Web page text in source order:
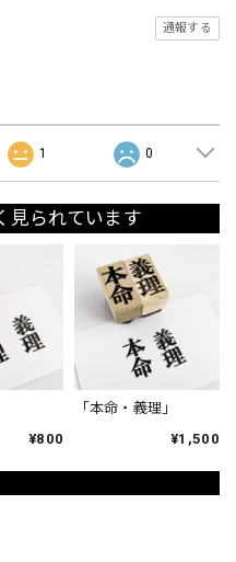
通報する
1 0
見られています
¥800
「本命・義理」
¥1,500